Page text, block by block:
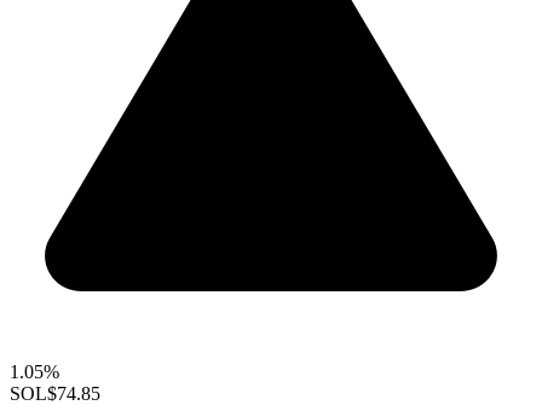
1.05%
SOL$74.85